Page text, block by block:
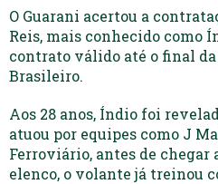
O Guarani acertou a
Reis, mais conhecido como
contrato válido até o final da
Brasileiro.
Aos 28 anos, Índio foi
atuou por equipes como J
Ferroviário, antes de chegar
elenco, o volante já treinou